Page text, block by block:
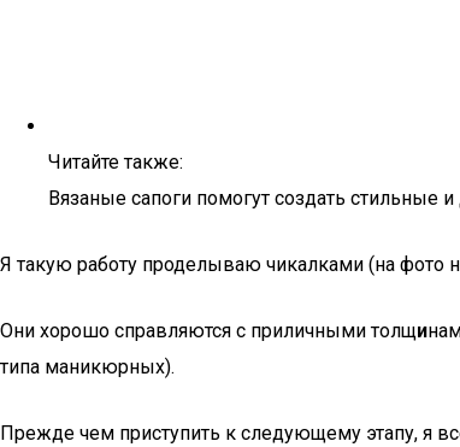
Читайте также:
Вязаные сапоги помогут создать стильные
Я такую работу проделываю чикалками (на
Они хорошо справляются с приличными толщи
типа маникюрных).
Прежде чем приступить к следующему этапу, я